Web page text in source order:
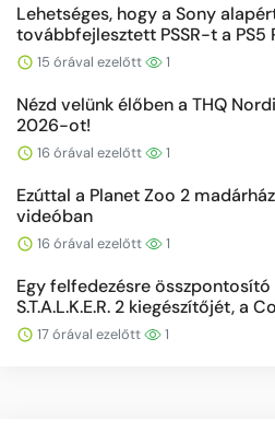
Lehetséges, hogy a Sony
továbbfejlesztett PSSR-t a PS5
15 órával ezelőtt 1
Nézd velünk élőben a THQ
2026-ot!
16 órával ezelőtt 1
Ezúttal a Planet Zoo 2
videóban
16 órával ezelőtt 1
Egy felfedezésre
S.T.A.L.K.E.R. 2 kiegészítőjét, a
17 órával ezelőtt 1